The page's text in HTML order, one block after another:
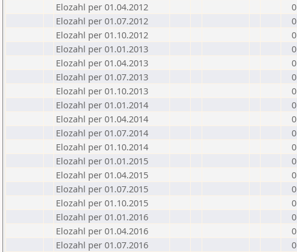
Elozahl per 01.04.2012
0
Elozahl per 01.07.2012
0
Elozahl per 01.10.2012
0
Elozahl per 01.01.2013
0
Elozahl per 01.04.2013
0
Elozahl per 01.07.2013
0
Elozahl per 01.10.2013
0
Elozahl per 01.01.2014
0
Elozahl per 01.04.2014
0
Elozahl per 01.07.2014
0
Elozahl per 01.10.2014
0
Elozahl per 01.01.2015
0
Elozahl per 01.04.2015
0
Elozahl per 01.07.2015
0
Elozahl per 01.10.2015
0
Elozahl per 01.01.2016
0
Elozahl per 01.04.2016
0
Elozahl per 01.07.2016
0